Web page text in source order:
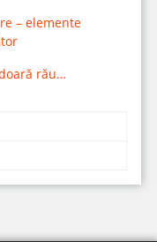
– elemente
rău…